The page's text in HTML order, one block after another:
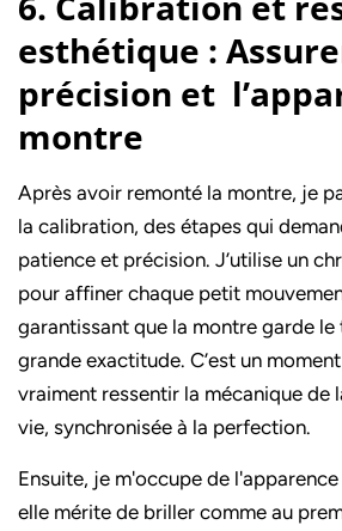
esthétique :
précision et
montre
Après avoir remonté la montre, je
la calibration, des étapes qui
patience et précision. J’utilise un
pour affiner chaque petit
garantissant que la montre garde le
grande exactitude. C’est un
vraiment ressentir la mécanique de
vie, synchronisée à la perfection.
Ensuite, je m'occupe de
elle mérite de briller comme au